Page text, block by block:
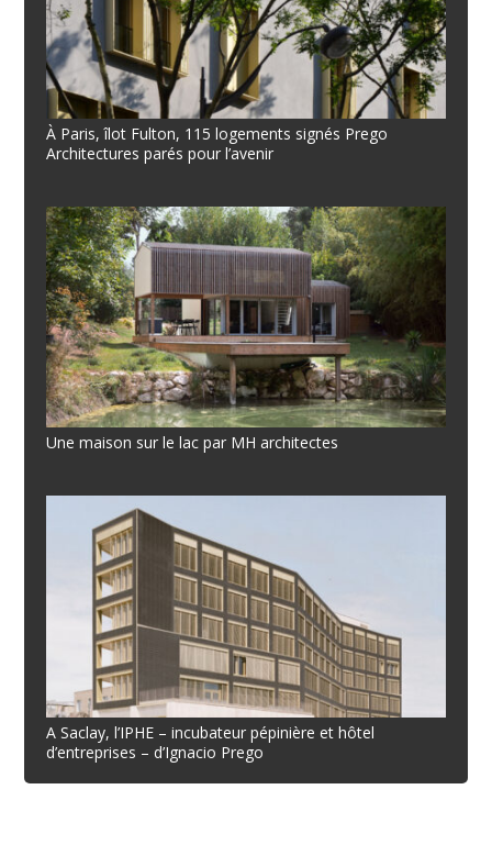
À Paris, îlot Fulton, 115 logements signés Prego
Architectures parés pour l’avenir
Une maison sur le lac par MH architectes
A Saclay, l’IPHE – incubateur pépinière et hôtel
d’entreprises – d’Ignacio Prego